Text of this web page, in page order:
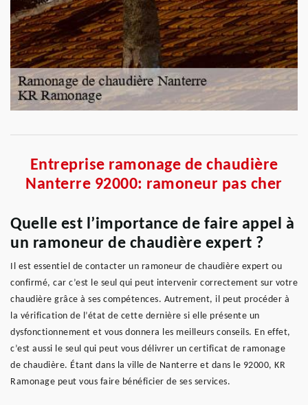
Entreprise ramonage de chaudière
Nanterre 92000: ramoneur pas cher
Quelle est l’importance de faire appel à
un ramoneur de chaudière expert ?
Il est essentiel de contacter un ramoneur de chaudière expert ou
confirmé, car c’est le seul qui peut intervenir correctement sur votre
chaudière grâce à ses compétences. Autrement, il peut procéder à
la vérification de l’état de cette dernière si elle présente un
dysfonctionnement et vous donnera les meilleurs conseils. En effet,
c’est aussi le seul qui peut vous délivrer un certificat de ramonage
de chaudière. Étant dans la ville de Nanterre et dans le 92000, KR
Ramonage peut vous faire bénéficier de ses services.